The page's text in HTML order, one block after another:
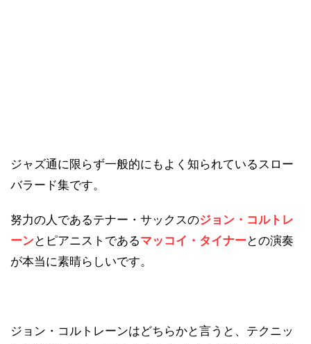
ジャズ通に限らず一般的にもよく知られているスロー
バラード集です。
努力の人であるテナー・サックスのジョン・コルトレ
ーンとピアニストであるマッコイ・タイナーとの演奏
が本当に素晴らしいです。
ジョン・コルトレーンはどちらかと言うと、テクニッ